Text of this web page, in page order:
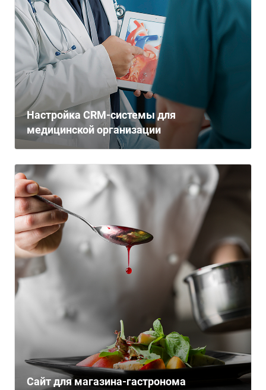
Настройка CRM-системы для
медицинской организации
Сайт для магазина-гастронома